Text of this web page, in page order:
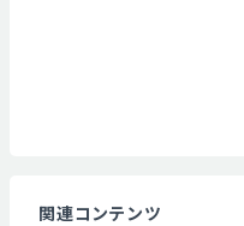
関連コンテンツ